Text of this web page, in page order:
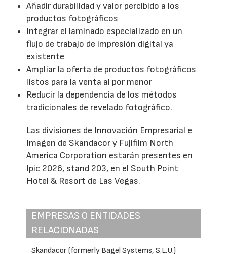
Añadir durabilidad y valor percibido a los
productos fotográficos
Integrar el laminado especializado en un
flujo de trabajo de impresión digital ya
existente
Ampliar la oferta de productos fotográficos
listos para la venta al por menor
Reducir la dependencia de los métodos
tradicionales de revelado fotográfico.
Las divisiones de Innovación Empresarial e
Imagen de Skandacor y Fujifilm North
America Corporation estarán presentes en
Ipic 2026, stand 203, en el South Point
Hotel & Resort de Las Vegas.
EMPRESAS O ENTIDADES
RELACIONADAS
Skandacor (formerly Bagel Systems, S.L.U.)